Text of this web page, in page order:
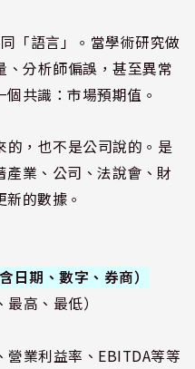
「語言」。當學術研究做
、分析師偏誤，甚至異常
共識：市場預期值。
的，也不是公司說的。是
業、公司、法說會、財
的數據。
日期、數字、券商）
高、最低）
業利益率、EBITDA等等